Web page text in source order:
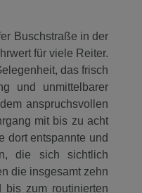
Buschstraße in der
für viele Reiter.
das frisch
und unmittelbarer
anspruchsvollen
mit bis zu acht
dort entspannte und
die sich sichtlich
die insgesamt zehn
bis zum routinierten